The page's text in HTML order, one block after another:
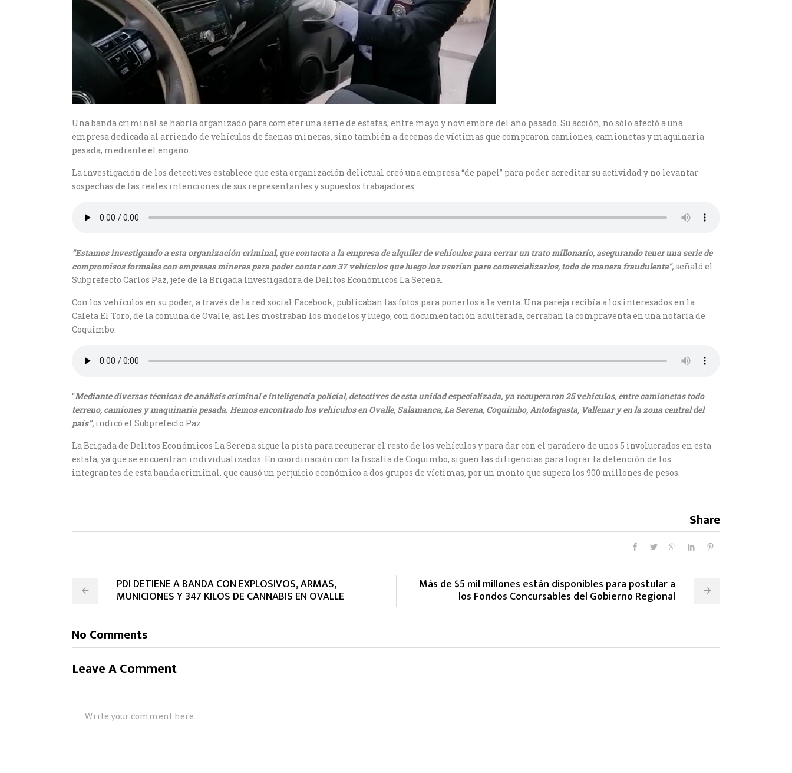
Una banda criminal se habría organizado para cometer una serie de estafas, entre mayo y noviembre del año pasado. Su acción, no sólo afectó a una
empresa dedicada al arriendo de vehículos de faenas mineras, sino también a decenas de víctimas que compraron camiones, camionetas y maquinaria
pesada, mediante el engaño.
La investigación de los detectives establece que esta organización delictual creó una empresa “de papel” para poder acreditar su actividad y no levantar
sospechas de las reales intenciones de sus representantes y supuestos trabajadores.
“Estamos investigando a esta organización criminal, que contacta a la empresa de alquiler de vehículos para cerrar un trato millonario, asegurando tener una serie de
compromisos formales con empresas mineras para poder contar con 37 vehículos que luego los usarían para comercializarlos, todo de manera fraudulenta”,señaló el
Subprefecto Carlos Paz, jefe de la Brigada Investigadora de Delitos Económicos La Serena.
Con los vehículos en su poder, a través de la red social Facebook, publicaban las fotos para ponerlos a la venta. Una pareja recibía a los interesados en la
Caleta El Toro, de la comuna de Ovalle, así les mostraban los modelos y luego, con documentación adulterada, cerraban la compraventa en una notaría de
Coquimbo.
“Mediante diversas técnicas de análisis criminal e inteligencia policial, detectives de esta unidad especializada, ya recuperaron 25 vehículos, entre camionetas todo
terreno, camiones y maquinaria pesada. Hemos encontrado los vehículos en Ovalle, Salamanca, La Serena, Coquimbo, Antofagasta, Vallenar y en la zona central del
país”, indicó el Subprefecto Paz.
La Brigada de Delitos Económicos La Serena sigue la pista para recuperar el resto de los vehículos y para dar con el paradero de unos 5 involucrados en esta
estafa, ya que se encuentran individualizados. En coordinación con la fiscalía de Coquimbo, siguen las diligencias para lograr la detención de los
integrantes de esta banda criminal, que causó un perjuicio económico a dos grupos de víctimas, por un monto que supera los 900 millones de pesos.
Share
PDI DETIENE A BANDA CON EXPLOSIVOS, ARMAS,
MUNICIONES Y 347 KILOS DE CANNABIS EN OVALLE
Más de $5 mil millones están disponibles para postular a
los Fondos Concursables del Gobierno Regional
No Comments
Leave A Comment